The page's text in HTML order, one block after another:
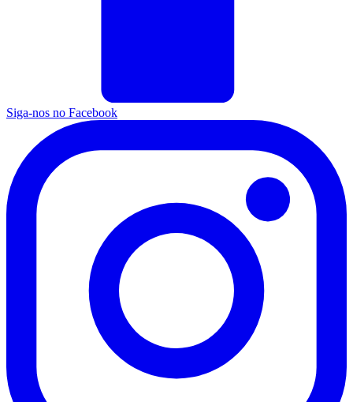
Siga-nos no Facebook